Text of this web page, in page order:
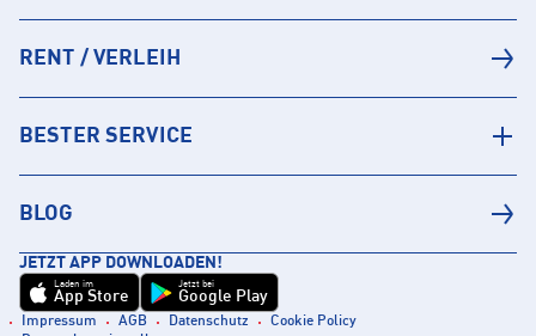
RENT / VERLEIH
BESTER SERVICE
BLOG
JETZT APP DOWNLOADEN!
Laden im
App Store
Jetzt bei
Google Play
Impressum AGB Datenschutz
Cookie Policy